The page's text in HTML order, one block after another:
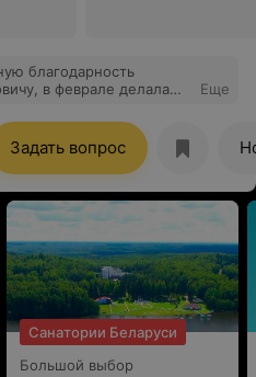
благодарность
в феврале делала
связи, и самое главное
Еще
Задать вопрос
Санатории Беларуси
Большой выбор